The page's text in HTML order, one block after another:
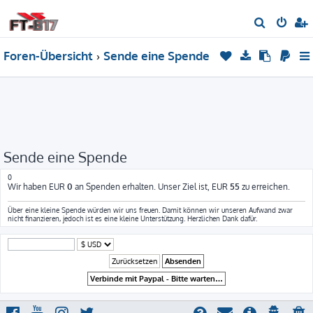
u
c
Foren-Übersicht Sende eine Spende
Sende eine Spende
0
Wir haben EUR 0 an Spenden erhalten. Unser Ziel ist, EUR 55 zu erreichen.
Über eine kleine Spende würden wir uns freuen. Damit können wir unseren Aufwand zwar
nicht finanzieren, jedoch ist es eine kleine Unterstützung. Herzlichen Dank dafür.